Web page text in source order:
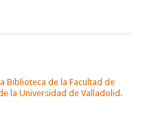
Biblioteca de la Facultad de
la Universidad de Valladolid.